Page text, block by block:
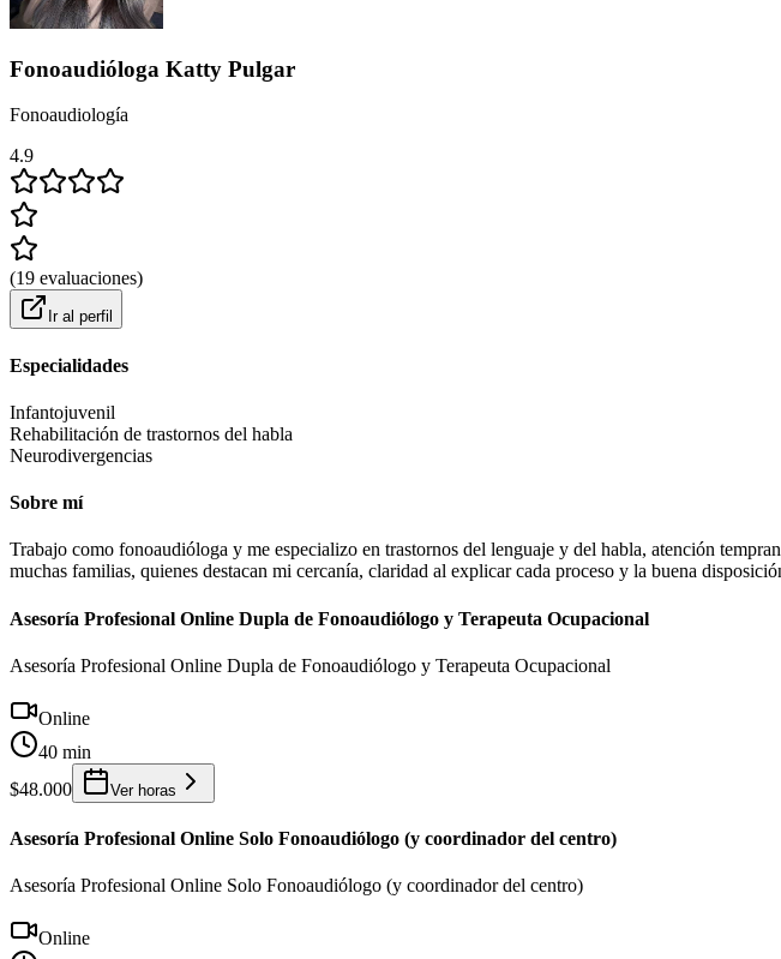
Fonoaudióloga Katty Pulgar
Fonoaudiología
4.9
(19 evaluaciones)
Ir al perfil
Especialidades
Infantojuvenil
Rehabilitación de trastornos del habla
Neurodivergencias
Sobre mí
Trabajo como fonoaudióloga y me especializo en trastornos del lenguaje y del habla, atención
muchas familias, quienes destacan mi cercanía, claridad al explicar cada proceso y la buena
Asesoría Profesional Online Dupla de Fonoaudiólogo y Terapeuta Ocupacional
Asesoría Profesional Online Dupla de Fonoaudiólogo y Terapeuta Ocupacional
Online
40 min
$48.000
Ver horas
Asesoría Profesional Online Solo Fonoaudiólogo (y coordinador del centro)
Asesoría Profesional Online Solo Fonoaudiólogo (y coordinador del centro)
Online